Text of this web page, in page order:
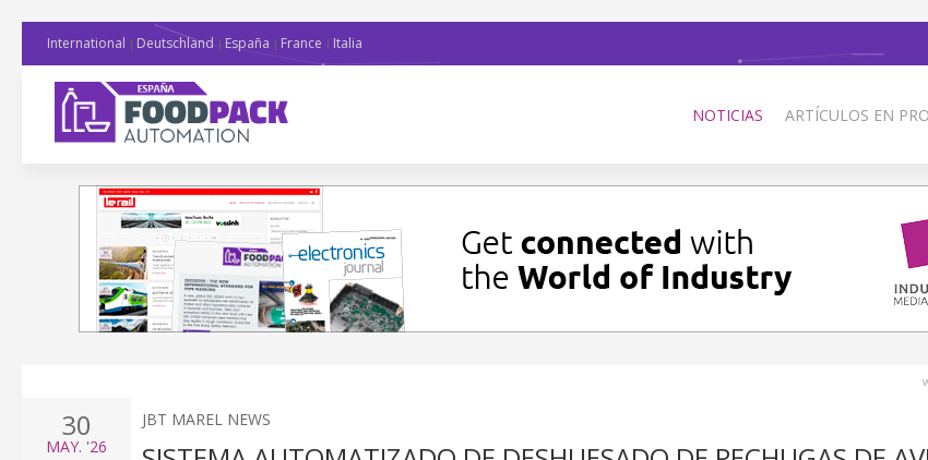
International Deutschland España France Italia
NOTICIAS ARTÍCULOS EN
30
MAY. '26
JBT MAREL NEWS